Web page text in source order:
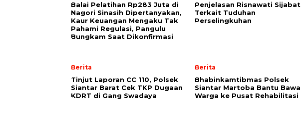
Balai Pelatihan Rp283 Juta di
Nagori Sinasih Dipertanyakan,
Kaur Keuangan Mengaku Tak
Pahami Regulasi, Pangulu
Bungkam Saat Dikonfirmasi
Penjelasan Risnawati Sijabat
Terkait Tuduhan
Perselingkuhan
Berita
Tinjut Laporan CC 110, Polsek
Siantar Barat Cek TKP Dugaan
KDRT di Gang Swadaya
Berita
Bhabinkamtibmas Polsek
Siantar Martoba Bantu Bawa
Warga ke Pusat Rehabilitasi